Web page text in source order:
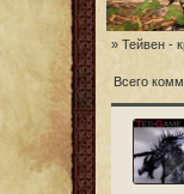
» Тейвен -
Всего